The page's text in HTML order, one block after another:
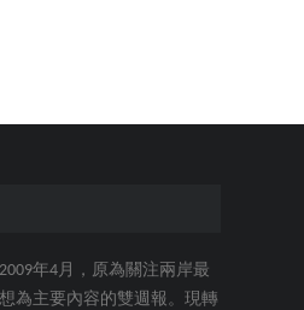
年4月，原為關注兩岸最
為主要內容的雙週報。現轉